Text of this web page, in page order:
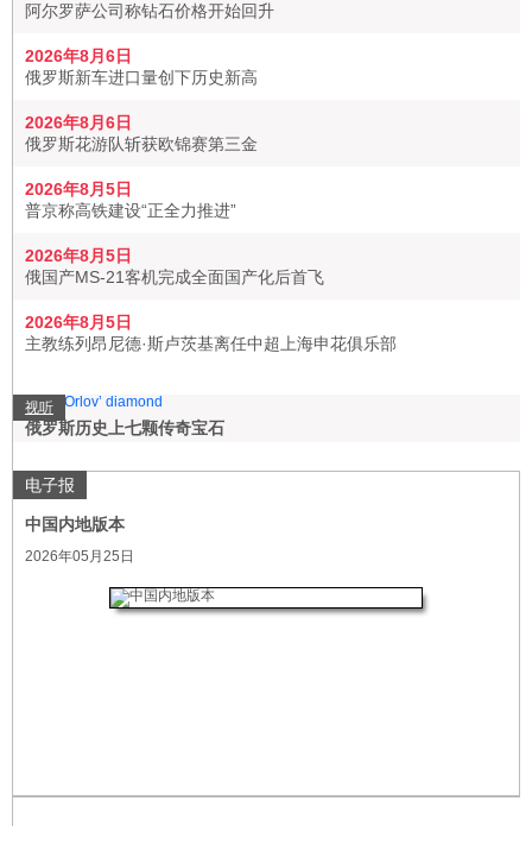
阿尔罗萨公司称钻石价格开始回升
2026年8月6日
俄罗斯新车进口量创下历史新高
2026年8月6日
俄罗斯花游队斩获欧锦赛第三金
2026年8月5日
普京称高铁建设“正全力推进”
2026年8月5日
俄国产MS-21客机完成全面国产化后首飞
2026年8月5日
主教练列昂尼德·斯卢茨基离任中超上海申花俱乐部
视听
俄罗斯历史上七颗传奇宝石
电子报
中国内地版本
2026年05月25日